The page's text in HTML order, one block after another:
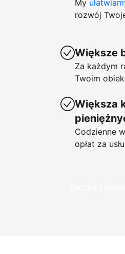
My
rozwój
Większe
Za każdym
Twoim
Większa
Codzienne
opłat za
Zacznij